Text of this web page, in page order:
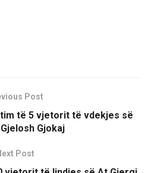
Post
të 5 vjetorit të vdekjes së
Gjokaj
Post